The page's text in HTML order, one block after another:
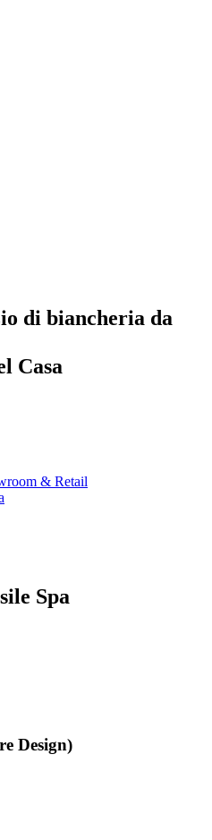
di biancheria da
Casa
& Retail
Spa
Design)